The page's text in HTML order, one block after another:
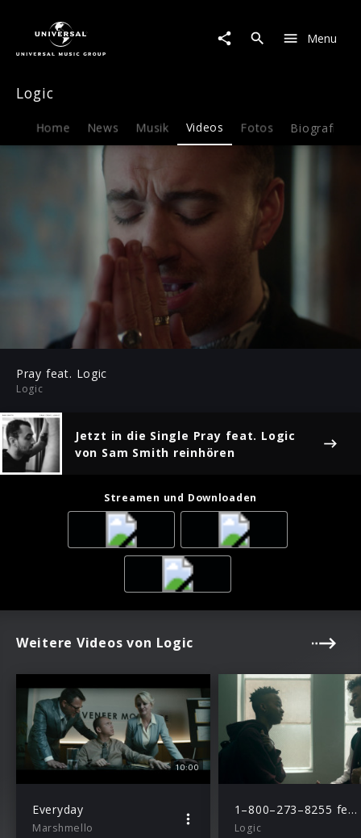
feat.
Menu
Logic
Home News Musik Videos Fotos Biografie
Play
-03:49
Pray feat. Logic
Logic
Jetzt in die Single Pray feat. Logic
von Sam Smith reinhören
Streamen und Downloaden
Weitere Videos von Logic
10:00
Everyday
Marshmello
1–800–273–8255 feat. Alessia Cara und Khalid
Logic